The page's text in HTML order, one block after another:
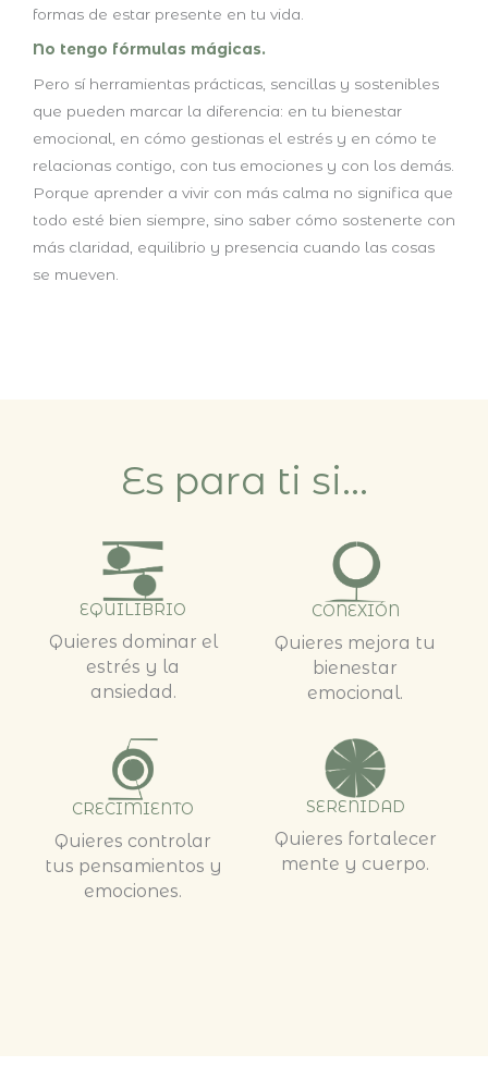
formas de estar presente en tu vida.
No tengo fórmulas mágicas.
Pero sí herramientas prácticas, sencillas y sostenibles
que pueden marcar la diferencia: en tu bienestar
emocional, en cómo gestionas el estrés y en cómo te
relacionas contigo, con tus emociones y con los demás.
Porque aprender a vivir con más calma no significa que
todo esté bien siempre, sino saber cómo sostenerte con
más claridad, equilibrio y presencia cuando las cosas
se mueven.
Es para ti si...
EQUILIBRIO
Quieres dominar el
estrés y la
ansiedad.
CONEXIÓN
Quieres mejora tu
bienestar
emocional.
CRECIMIENTO
Quieres controlar
tus pensamientos y
emociones.
SERENIDAD
Quieres fortalecer
mente y cuerpo.